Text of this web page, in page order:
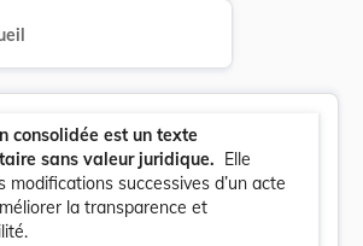
consolidée est un texte
sans valeur juridique. Elle
modifications successives d’un acte
la transparence et